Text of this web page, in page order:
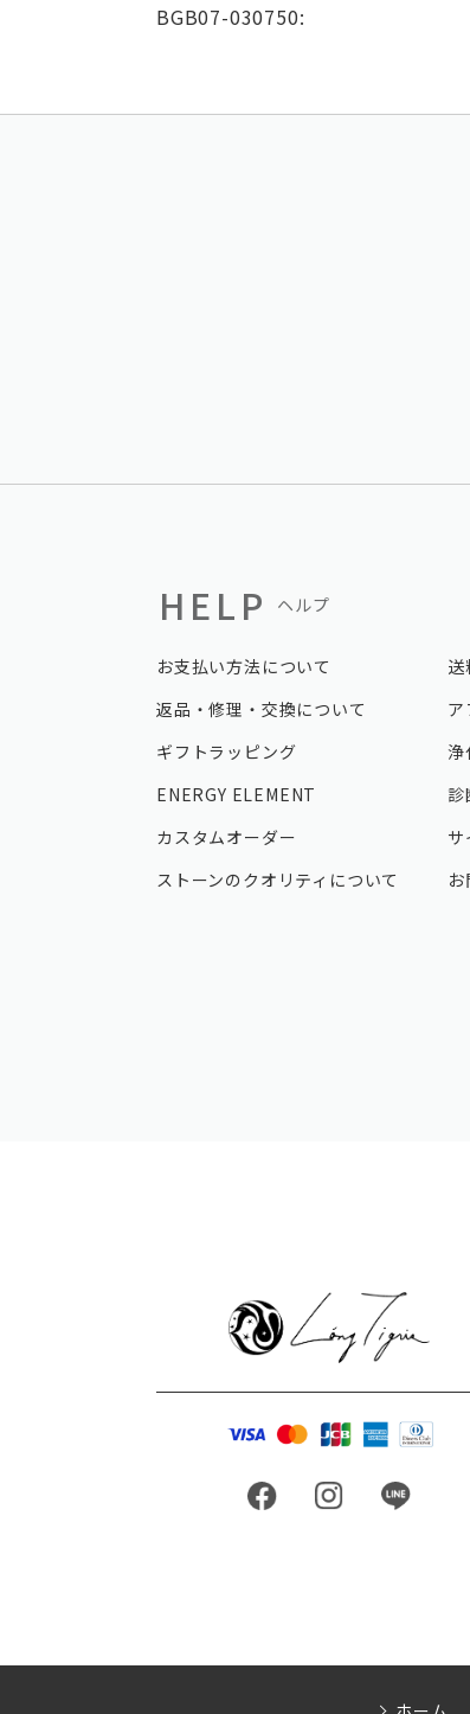
BGB07-030750:
HELP ヘルプ
お支払い方法について
送
返品・修理・交換について
ア
ギフトラッピング
浄
ENERGY ELEMENT
診
カスタムオーダー
サ
ストーンのクオリティについて